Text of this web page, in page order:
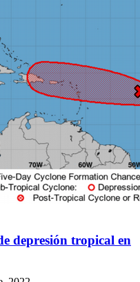
depresión tropical en